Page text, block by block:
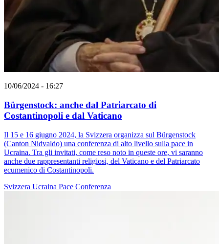
10/06/2024 - 16:27
Bürgenstock: anche dal Patriarcato di
Costantinopoli e dal Vaticano
Il 15 e 16 giugno 2024, la Svizzera organizza sul Bürgenstock
(Canton Nidvaldo) una conferenza di alto livello sulla pace in
Ucraina. Tra gli invitati, come reso noto in queste ore, vi saranno
anche due rappresentanti religiosi, del Vaticano e del Patriarcato
ecumenico di Costantinopoli.
Svizzera Ucraina Pace Conferenza